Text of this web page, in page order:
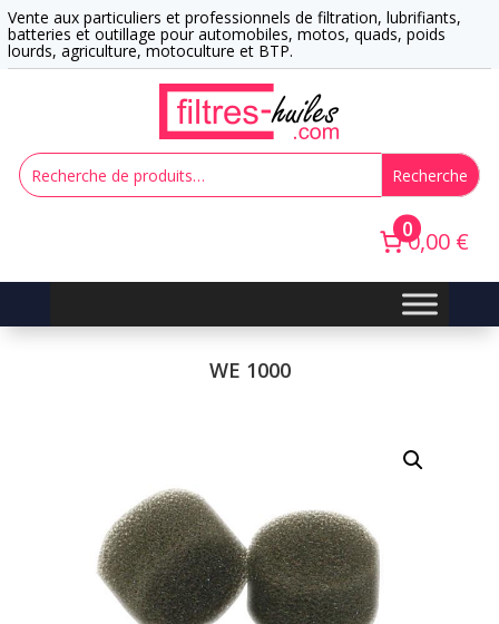
Vente aux particuliers et professionnels de filtration, lubrifiants,
batteries et outillage pour automobiles, motos, quads, poids
lourds, agriculture, motoculture et BTP.
Recherche
00,00 €
WE 1000